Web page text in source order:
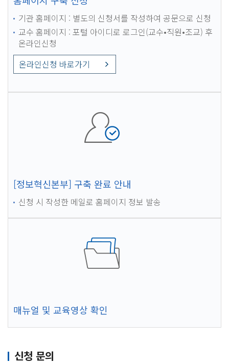
기관 홈페이지 : 별도의 신청서를 작성하여 공문으로 신청
교수 홈페이지 : 포털 아이디로 로그인(교수•직원•조교) 후
온라인신청
온라인신청 바로가기
[정보혁신본부] 구축 완료 안내
신청 시 작성한 메일로 홈페이지 정보 발송
매뉴얼 및 교육영상 확인
신청 문의